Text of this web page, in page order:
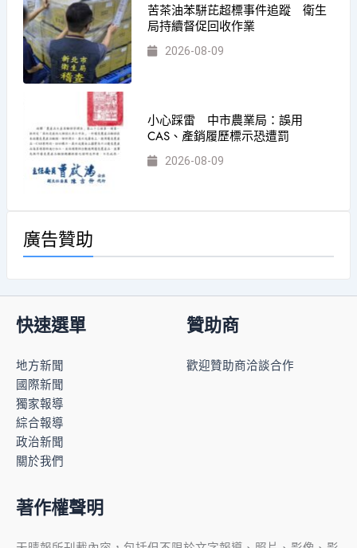
苦茶油苯駢芘超標事件追蹤 衛生
局持續督促回收作業
2026-08-09
小心踩雷 中市農業局：誤用
CAS、產銷履歷標示恐遭罰
2026-08-09
廣告贊助
快速選單
地方新聞
國際新聞
獨家報導
綜合報導
政治新聞
關於我們
贊助商
歡迎贊助商洽談合作
著作權聲明